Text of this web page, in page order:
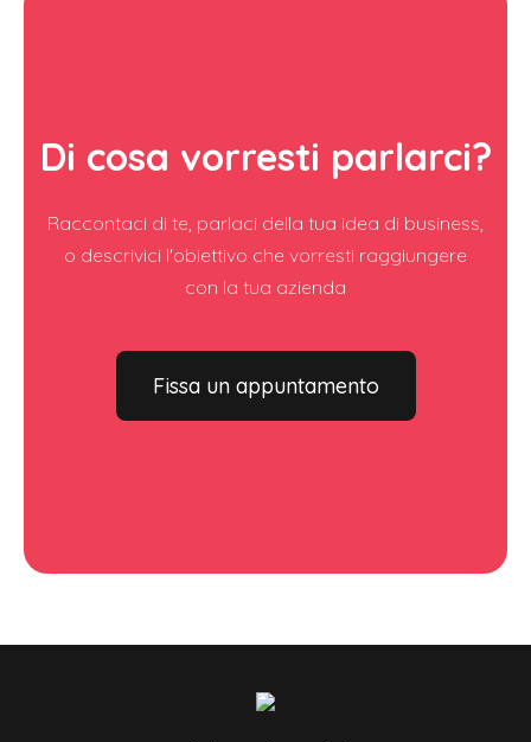
Di cosa vorresti parlarci?
Raccontaci di te, parlaci della tua idea di business,
o descrivici l'obiettivo che vorresti raggiungere
con la tua azienda
Fissa un appuntamento